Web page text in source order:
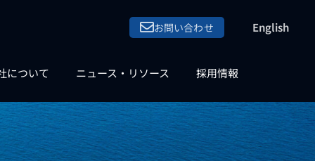
お問い合わせ English
について ニュース・リソース 採用情報